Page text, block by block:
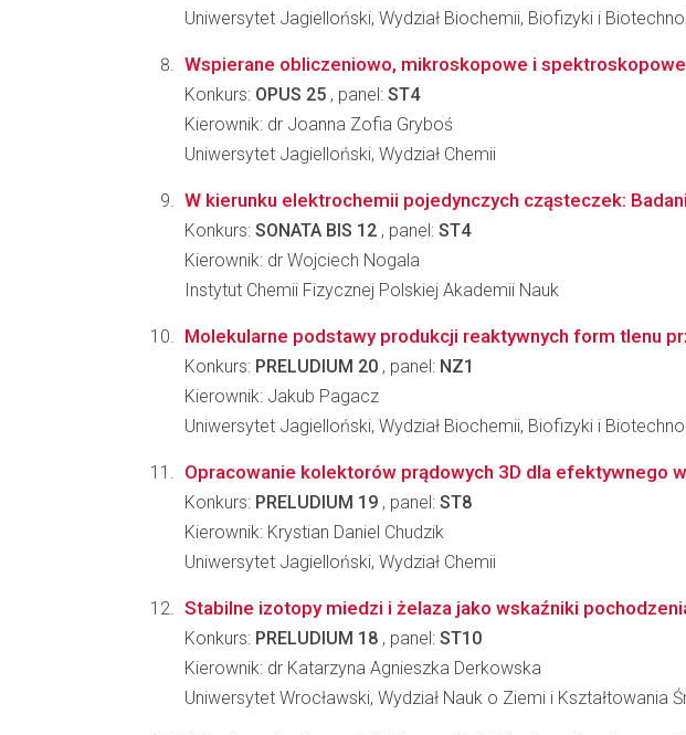
Uniwersytet Jagielloński, Wydział Biochemii, Biofizyki i
Wspierane obliczeniowo, mikroskopowe i
Konkurs: OPUS 25 , panel: ST4
Kierownik: dr Joanna Zofia Gryboś
Uniwersytet Jagielloński, Wydział Chemii
W kierunku elektrochemii pojedynczych cząsteczek:
Konkurs: SONATA BIS 12 , panel: ST4
Kierownik: dr Wojciech Nogala
Instytut Chemii Fizycznej Polskiej Akademii Nauk
Molekularne podstawy produkcji reaktywnych form tlenu
Konkurs: PRELUDIUM 20 , panel: NZ1
Kierownik: Jakub Pagacz
Uniwersytet Jagielloński, Wydział Biochemii, Biofizyki i
Opracowanie kolektorów prądowych 3D dla efektywnego
Konkurs: PRELUDIUM 19 , panel: ST8
Kierownik: Krystian Daniel Chudzik
Uniwersytet Jagielloński, Wydział Chemii
Stabilne izotopy miedzi i żelaza jako wskaźniki
Konkurs: PRELUDIUM 18 , panel: ST10
Kierownik: dr Katarzyna Agnieszka Derkowska
Uniwersytet Wrocławski, Wydział Nauk o Ziemi i Kształtowania